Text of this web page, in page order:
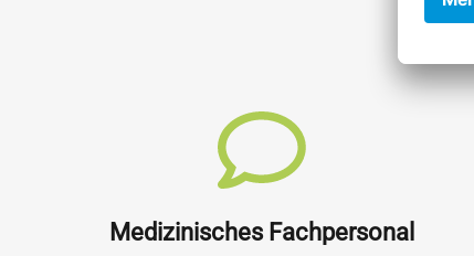
Medizinisches Fachpersonal